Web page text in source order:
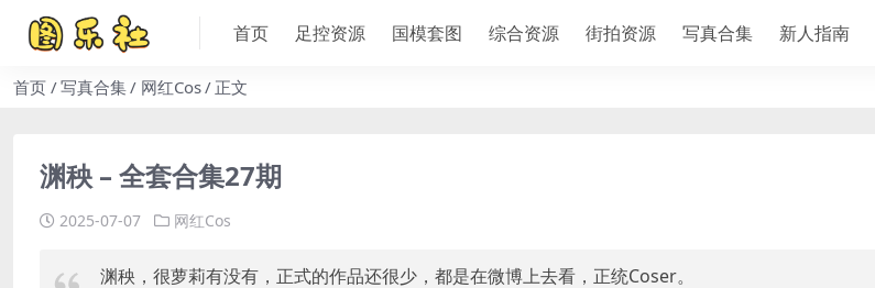
首页 足控资源 国模套图 综合资源 街拍资源 写真合集 新人指南
首页 写真合集 网红Cos 正文
渊秧 – 全套合集27期
2025-07-07 网红Cos
渊秧，很萝莉有没有，正式的作品还很少，都是在微博上去看，正统Coser。